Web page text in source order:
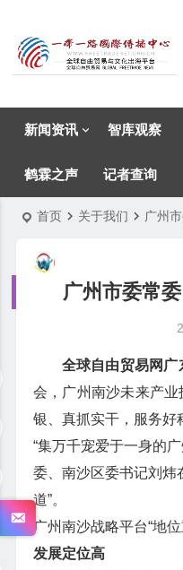
新闻资讯 智库观察
鹤霖之声 记者查询
首页 关于我们 广州
广州市委常
全球自由贸易网广
会，广州南沙未来产
银、真抓实干，服务好
“集万千宠爱于一身的
委、南沙区委书记刘炜
道”。
广州南沙战略平台“地位
发展定位高